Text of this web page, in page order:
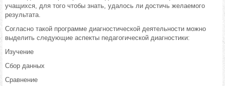
учащихся, для того чтобы знать, удалось ли достичь желаемого
результата.
Согласно такой программе диагностической деятельности можно
выделить следующие аспекты педагогической диагностики:
Изучение
Сбор данных
Сравнение